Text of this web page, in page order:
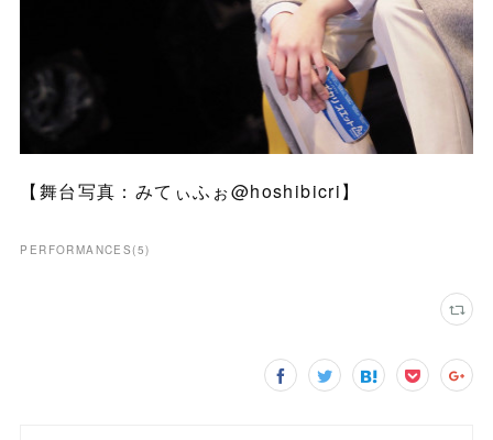
【舞台写真：みてぃふぉ@hoshibicri】
PERFORMANCES(5)